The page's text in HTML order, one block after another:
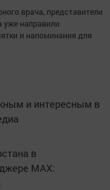
врача, представители
уже направили
и напоминания для
и интересным в
в
MАХ: